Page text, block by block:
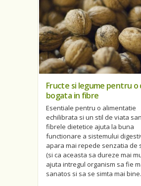
Fructe si legume pentru o
bogata in fibre
Esentiale pentru o alimentatie
echilibrata si un stil de viata
fibrele dietetice ajuta la buna
functionare a sistemului
apara mai repede senzatia de
(si ca aceasta sa dureze mai
ajuta intregul organism sa fie
sanatos si sa se simta mai bine.